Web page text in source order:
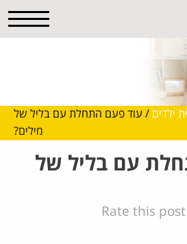
ילדים / עוד פעם התחלת עם בליל של
מילים?
עם בליל של
Rate this post